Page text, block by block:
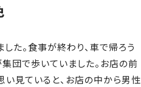
た。食事が終わり、車で帰ろう
団で歩いていました。お店の前
い見ていると、お店の中から男性